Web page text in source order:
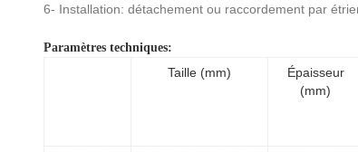
6- Installation: détachement ou raccordement par
Paramètres techniques:
Taille (mm)
Épaisseur
(mm)